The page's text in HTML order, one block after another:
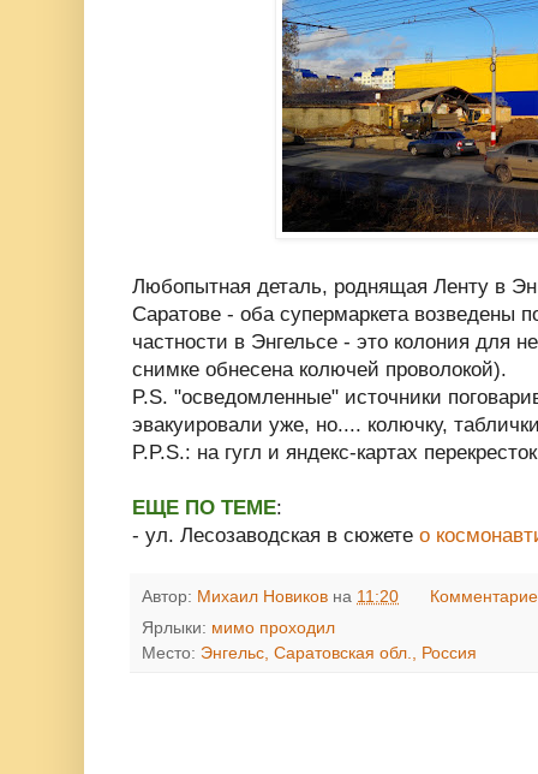
Любопытная деталь, роднящая Ленту в
Саратове - оба супермаркета возведены
частности в Энгельсе - это колония для
снимке обнесена колючей проволокой).
P.S. "осведомленные" источники
эвакуировали уже, но.... колючку,
P.P.S.: на гугл и яндекс-картах
ЕЩЕ ПО ТЕМЕ:
- ул. Лесозаводская в сюжете о
Автор: Михаил Новиков на 11:20
Ярлыки: мимо проходил
Место: Энгельс, Саратовская обл., Россия